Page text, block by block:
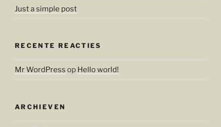
Just a simple post
RECENTE REACTIES
Mr WordPress op Hello world!
ARCHIEVEN